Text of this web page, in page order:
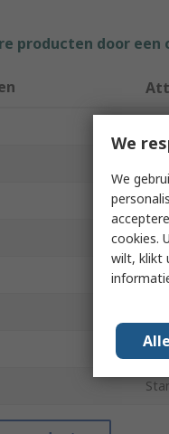
producten door
We
We
cookies.
wilt, klikt